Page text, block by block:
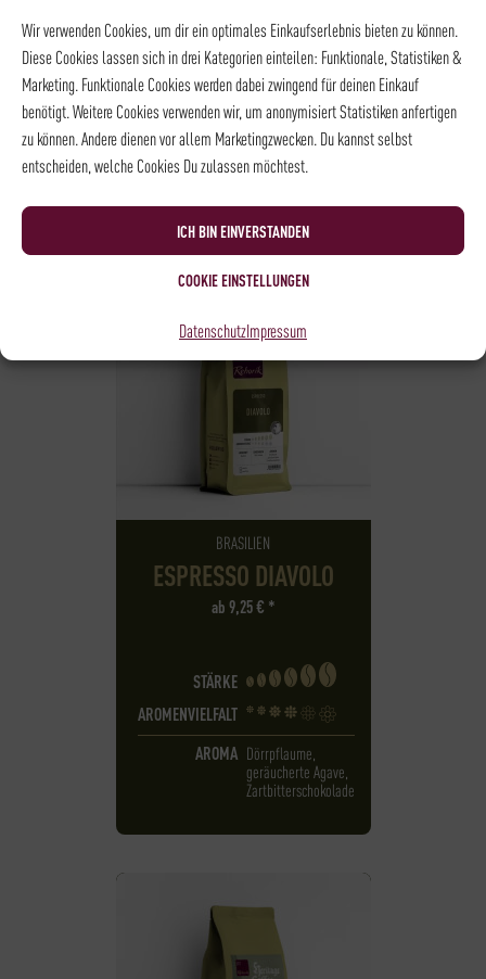
Wir verwenden Cookies, um dir ein optimales Einkaufserlebnis bieten zu können.
Diese Cookies lassen sich in drei Kategorien einteilen: Funktionale, Statistiken &
Marketing. Funktionale Cookies werden dabei zwingend für deinen Einkauf
benötigt. Weitere Cookies verwenden wir, um anonymisiert Statistiken anfertigen
zu können. Andere dienen vor allem Marketingzwecken. Du kannst selbst
entscheiden, welche Cookies Du zulassen möchtest.
ICH BIN EINVERSTANDEN
COOKIE EINSTELLUNGEN
DatenschutzImpressum
STÄRKE
AROMENVIELFALT
AROMA geröst. Haselnuss,
BRASILIEN
ESPRESSO DIAVOLO
ab9,25€ *
STÄRKE
AROMENVIELFALT
AROMA Dörrpflaume,
geräucherte Agave,
Zartbitterschokolade